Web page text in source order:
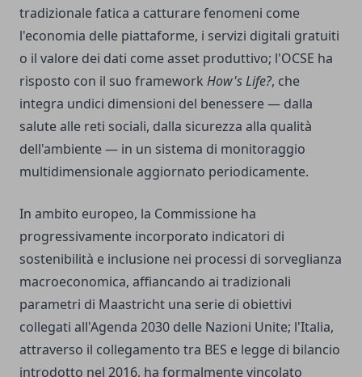
tradizionale fatica a catturare fenomeni come
l'economia delle piattaforme, i servizi digitali gratuiti
o il valore dei dati come asset produttivo; l'OCSE ha
risposto con il suo framework How's Life?, che
integra undici dimensioni del benessere — dalla
salute alle reti sociali, dalla sicurezza alla qualità
dell'ambiente — in un sistema di monitoraggio
multidimensionale aggiornato periodicamente.
In ambito europeo, la Commissione ha
progressivamente incorporato indicatori di
sostenibilità e inclusione nei processi di sorveglianza
macroeconomica, affiancando ai tradizionali
parametri di Maastricht una serie di obiettivi
collegati all'Agenda 2030 delle Nazioni Unite; l'Italia,
attraverso il collegamento tra BES e legge di bilancio
introdotto nel 2016, ha formalmente vincolato